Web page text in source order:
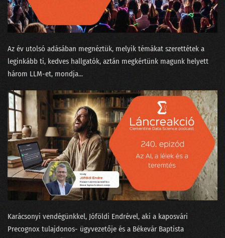
13. Vetélkedők fenegyerekéből az adattudósok kezesbáránya lett Watson
12. Nem elég robotnak lenni, annak is kell látszani!
11. Amikor szembejön a valóság és nem finomkodik
10. Meztelenek és holtak az adattudományban
09. Transformerek a bullshit-generálás szolgálatában
08. Csokit az ikreknek, pontot a szépeknek!
07. A legpontosabb óra az, ami egy helyben áll
06. Mindenki álljon az egyik kapufa mellé!
05. Kecskét vagy Jaguárt?
04. A történetmesélő adatvizualizáció
03. Mindenki tapogat
Az év utolsó adásában megnéztük, melyik témákat szerettétek a
leginkább ti, kedves hallgatók, aztán megkértünk magunk helyett
három LLM-et, mondja...
Karácsonyi vendégünkkel, Jóföldi Endrével, aki a kaposvári
⁠Precognox⁠ tulajdonos- ügyvezetője és a Békevár Baptista